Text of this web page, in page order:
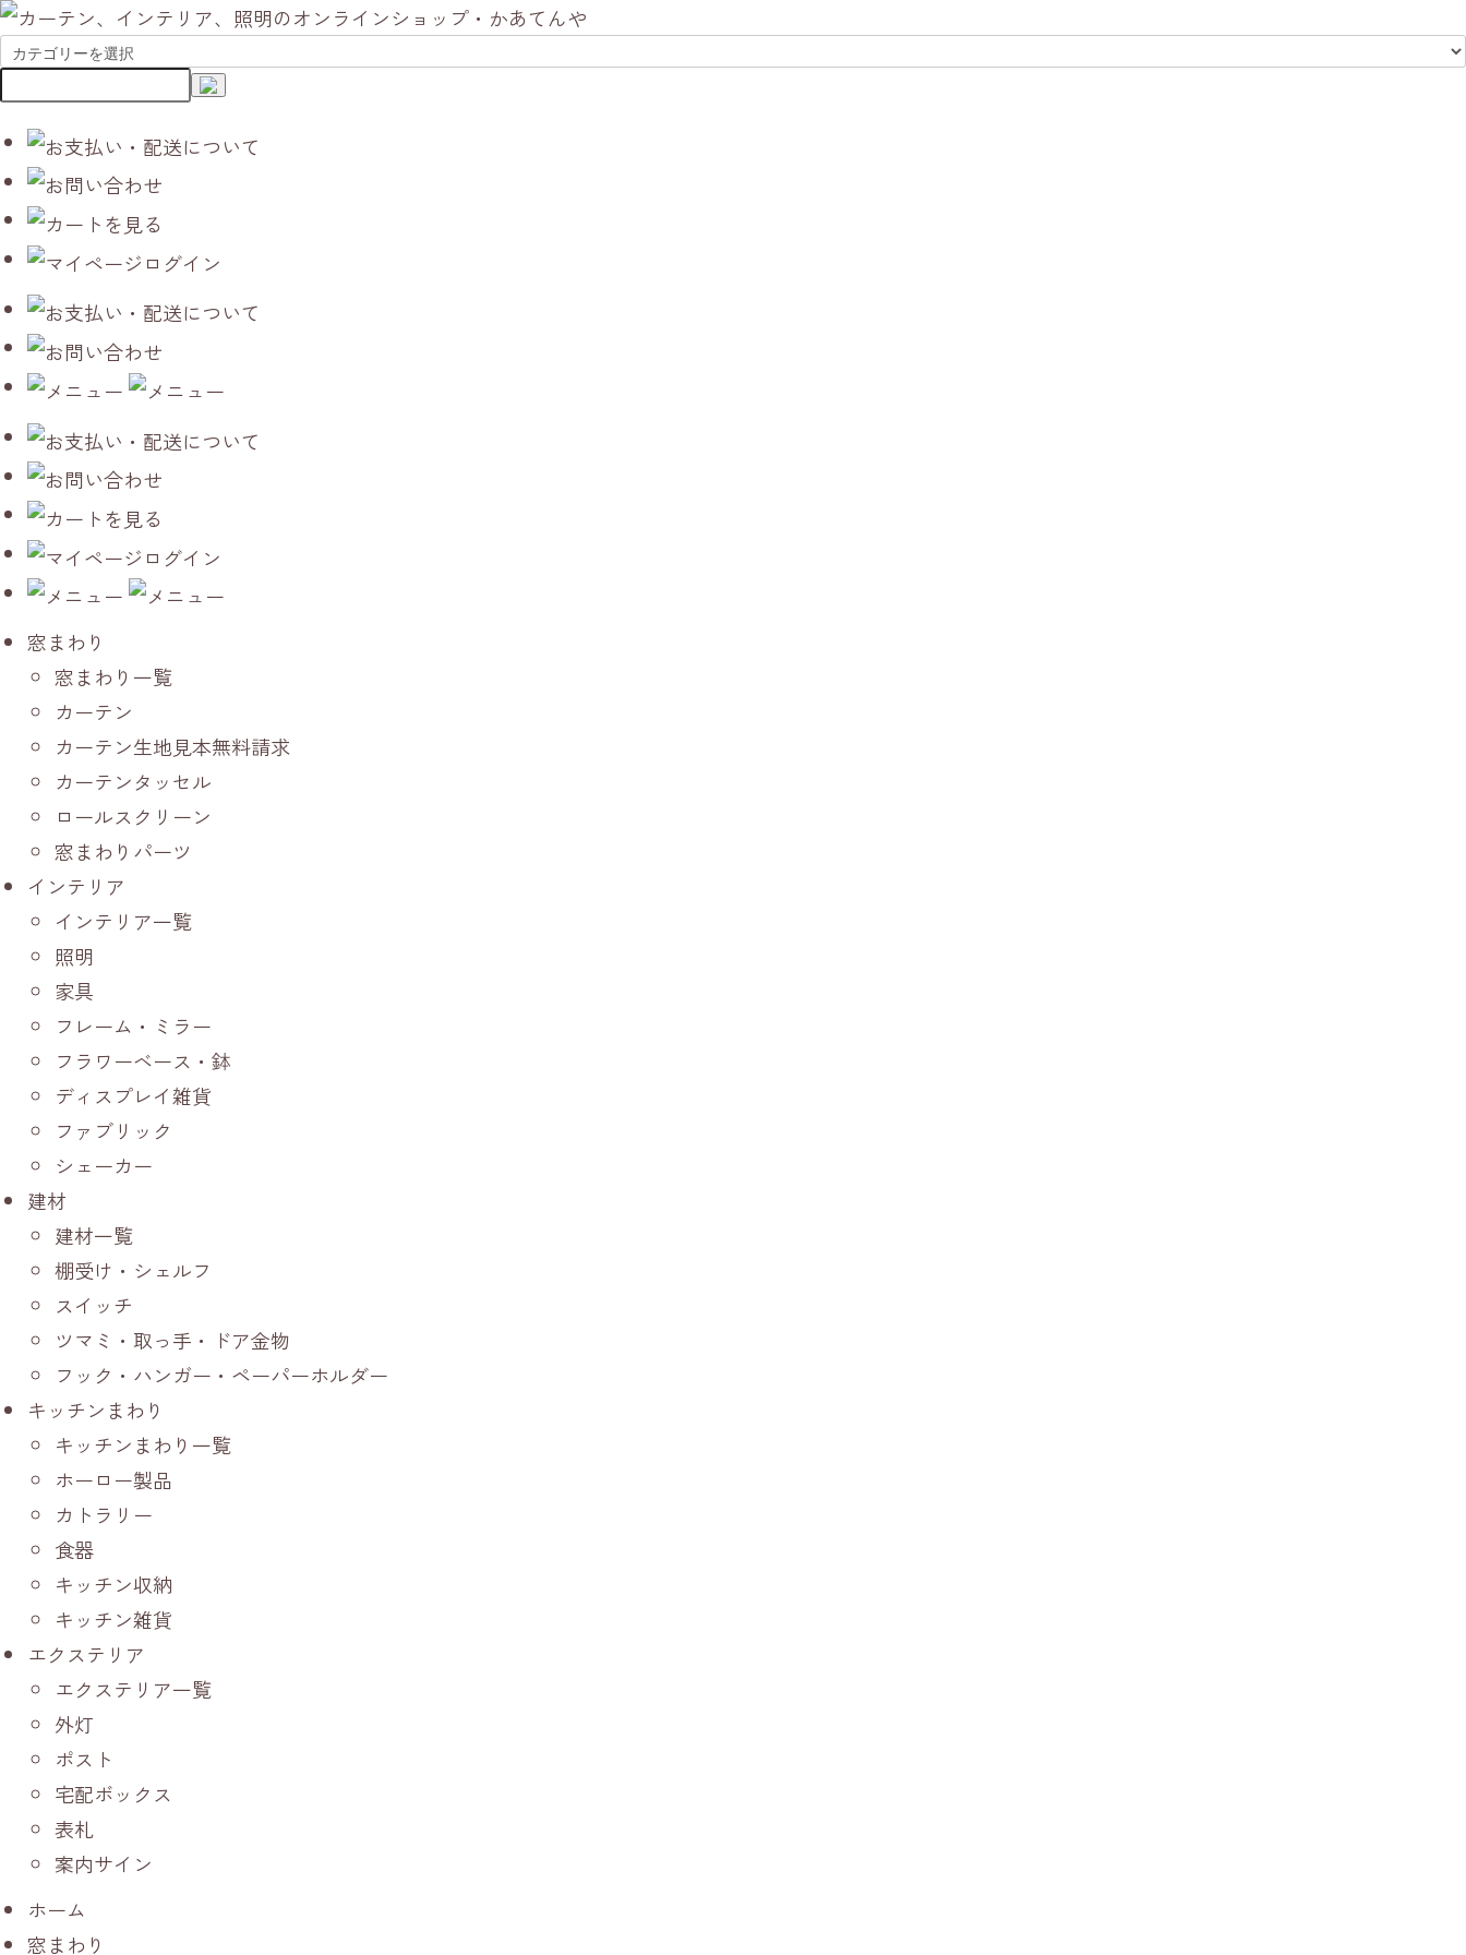
窓まわり
窓まわり一覧
カーテン
カーテン生地見本無料請求
カーテンタッセル
ロールスクリーン
窓まわりパーツ
インテリア
インテリア一覧
照明
家具
フレーム・ミラー
フラワーベース・鉢
ディスプレイ雑貨
ファブリック
シェーカー
建材
建材一覧
棚受け・シェルフ
スイッチ
ツマミ・取っ手・ドア金物
フック・ハンガー・ペーパーホルダー
キッチンまわり
キッチンまわり一覧
ホーロー製品
カトラリー
食器
キッチン収納
キッチン雑貨
エクステリア
エクステリア一覧
外灯
ポスト
宅配ボックス
表札
案内サイン
ホーム
窓まわり